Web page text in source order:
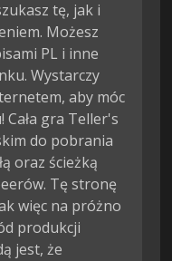
tę, jak i
Możesz
PL i inne
Wystarczy
aby móc
gra Teller's
do pobrania
oraz ścieżką
Tę stronę
więc na próżno
produkcji
jest, że